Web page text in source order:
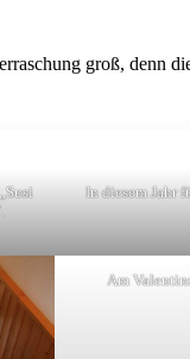
groß, denn
In diesem Jahr
Am